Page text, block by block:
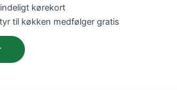
kørekort
til køkken medfølger gratis